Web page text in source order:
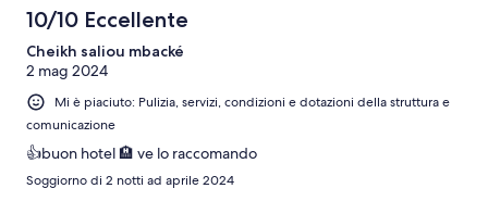
10/10 Eccellente
Cheikh saliou mbacké
2 mag 2024
Mi è piaciuto: Pulizia, servizi, condizioni e dotazioni della struttura e
comunicazione
👍buon hotel 🏨 ve lo raccomando
Soggiorno di 2 notti ad aprile 2024